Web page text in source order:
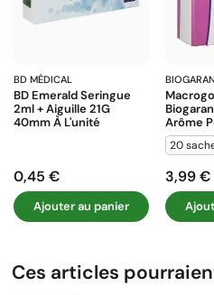
BD MÉDICAL
BD Emerald Seringue
2ml + Aiguille 21G
40mm À L'unité
Prix
0,45 €
Ajouter au panier
BIOGARAN
Arôme
20
Prix
3,99 €
Ces articles